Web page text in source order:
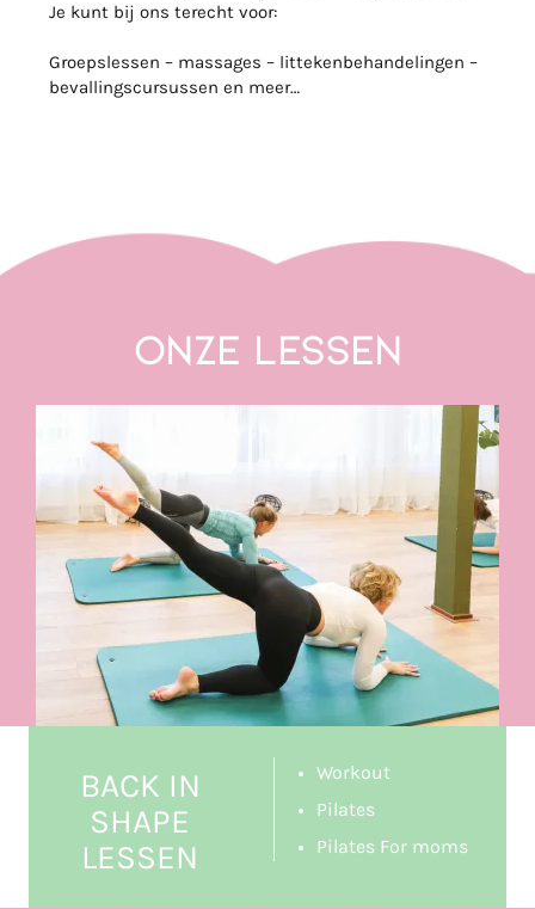
Je kunt bij ons terecht voor:
Groepslessen – massages – littekenbehandelingen –
bevallingscursussen en meer…
Onze Lessen
BACK IN
SHAPE
LESSEN
Workout
Pilates
Pilates For moms